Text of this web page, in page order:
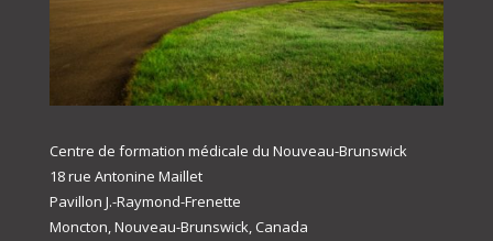
Centre de formation médicale du Nouveau-Brunswick
18 rue Antonine Maillet
Pavillon J.-Raymond-Frenette
Moncton, Nouveau-Brunswick, Canada